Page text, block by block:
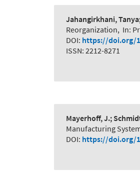
Jahangirkhani,
Reorganization, In:
DOI: https://doi.org/
ISSN: 2212-8271
Mayerhoff, J.;
Manufacturing
DOI: https://doi.org/